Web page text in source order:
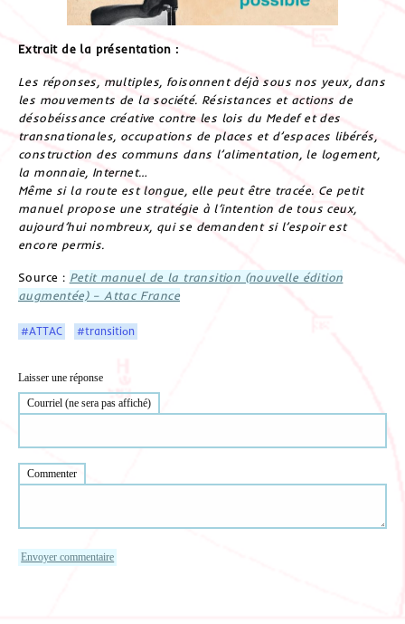
Extrait de la présentation :
Les réponses, multiples, foisonnent déjà sous nos yeux, dans
les mouvements de la société. Résistances et actions de
désobéissance créative contre les lois du Medef et des
transnationales, occupations de places et d’espaces libérés,
construction des communs dans l’alimentation, le logement,
la monnaie, Internet…
Même si la route est longue, elle peut être tracée. Ce petit
manuel propose une stratégie à l’intention de tous ceux,
aujourd’hui nombreux, qui se demandent si l’espoir est
encore permis.
Source : Petit manuel de la transition (nouvelle édition
augmentée) – Attac France
#ATTAC #transition
Laisser une réponse
Courriel (ne sera pas affiché)
Commenter